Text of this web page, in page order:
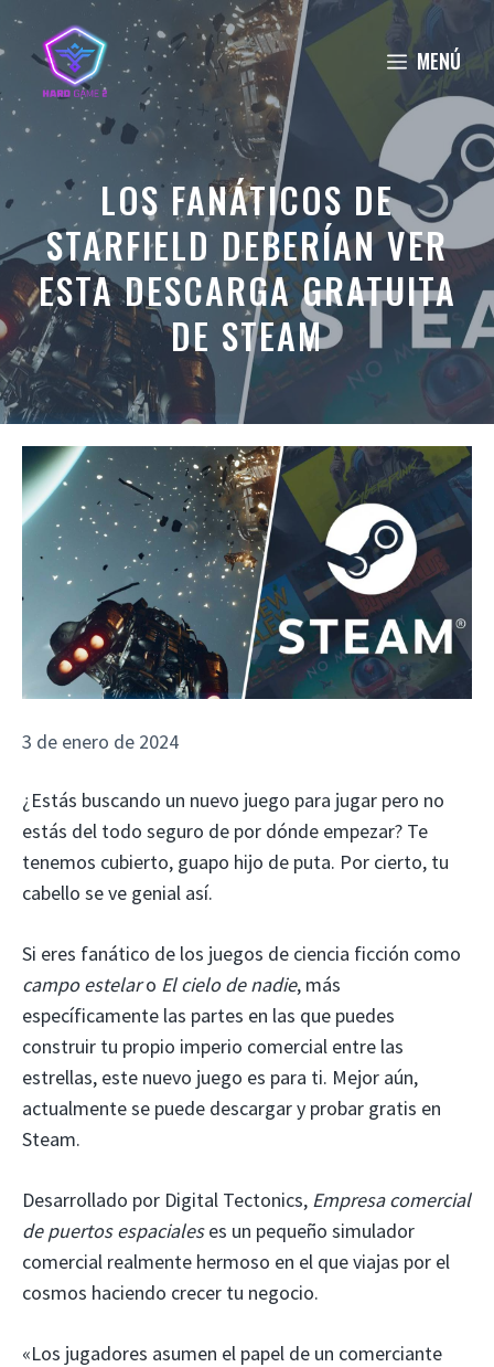
Saltar
al
contenido
MENÚ
LOS FANÁTICOS DE
STARFIELD DEBERÍAN VER
ESTA DESCARGA GRATUITA
DE STEAM
3 de enero de 2024
¿Estás buscando un nuevo juego para jugar pero no
estás del todo seguro de por dónde empezar? Te
tenemos cubierto, guapo hijo de puta. Por cierto, tu
cabello se ve genial así.
Si eres fanático de los juegos de ciencia ficción como
campo estelar o El cielo de nadie, más
específicamente las partes en las que puedes
construir tu propio imperio comercial entre las
estrellas, este nuevo juego es para ti. Mejor aún,
actualmente se puede descargar y probar gratis en
Steam.
Desarrollado por Digital Tectonics, Empresa comercial
de puertos espaciales es un pequeño simulador
comercial realmente hermoso en el que viajas por el
cosmos haciendo crecer tu negocio.
«Los jugadores asumen el papel de un comerciante